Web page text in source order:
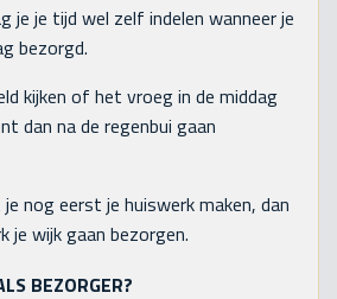
je je tijd wel zelf indelen wanneer je
bezorgd.
kijken of het vroeg in de middag
dan na de regenbui gaan
nog eerst je huiswerk maken, dan
je wijk gaan bezorgen.
BEZORGER?